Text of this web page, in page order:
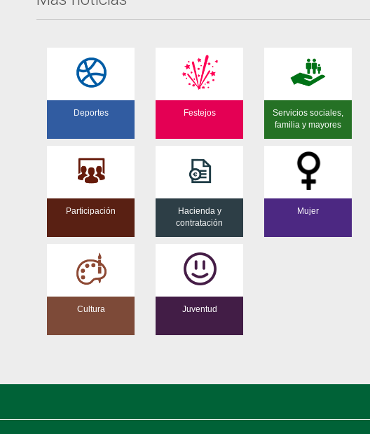
Deportes Festejos
Servicios sociales,
familia y mayores
Participación
Hacienda y
contratación
Mujer
Cultura Juventud